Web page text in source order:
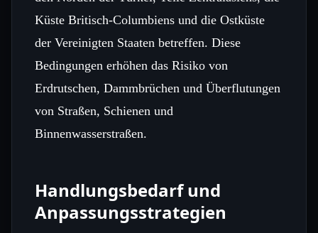
Küste Britisch‑Columbiens und die Ostküste
der Vereinigten Staaten betreffen. Diese
Bedingungen erhöhen das Risiko von
Erdrutschen, Dammbrüchen und Überflutungen
von Straßen, Schienen und
Binnenwasserstraßen.
Handlungsbedarf und
Anpassungsstrategien